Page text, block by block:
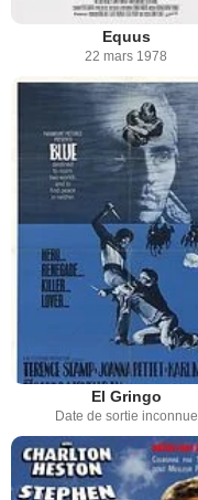
Equus
22 mars 1978
El Gringo
Date de sortie inconnue